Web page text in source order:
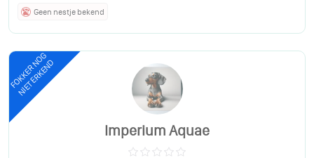
Geen nestje bekend
FOKKER NOG
NIET ERKEND
Imperium Aquae